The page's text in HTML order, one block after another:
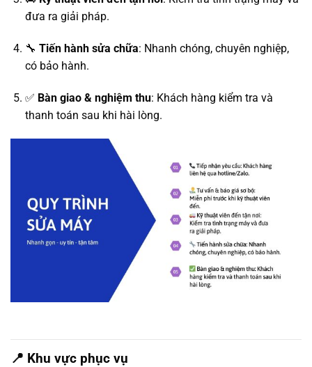
đưa ra giải pháp.
🔧 Tiến hành sửa chữa: Nhanh chóng, chuyên nghiệp,
có bảo hành.
✅ Bàn giao & nghiệm thu: Khách hàng kiểm tra và
thanh toán sau khi hài lòng.
📍 Khu vực phục vụ